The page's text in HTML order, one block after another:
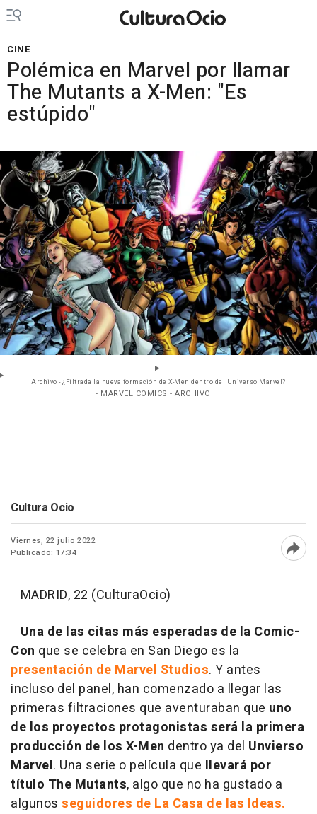
CINE
Polémica en Marvel por llamar
The Mutants a X-Men: "Es
estúpido"
Archivo - ¿Filtrada la nueva formación de X-Men dentro del Universo Marvel?
- MARVEL COMICS - ARCHIVO
Cultura Ocio
Viernes, 22 julio 2022
Publicado: 17:34
MADRID, 22 (CulturaOcio)
Una de las citas más esperadas de la Comic-
Con que se celebra en San Diego es la
presentación de Marvel Studios. Y antes
incluso del panel, han comenzado a llegar las
primeras filtraciones que aventuraban que uno
de los proyectos protagonistas será la primera
producción de los X-Men dentro ya del Unvierso
Marvel. Una serie o película que llevará por
título The Mutants, algo que no ha gustado a
algunos seguidores de La Casa de las Ideas.